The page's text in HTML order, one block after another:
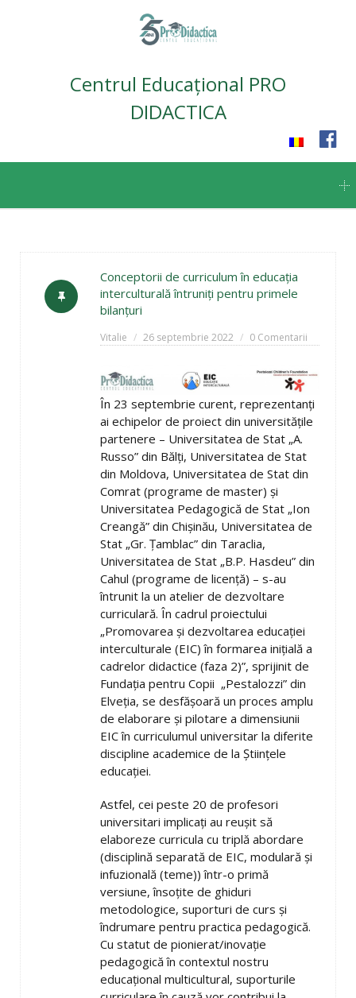
Centrul Educațional PRO
DIDACTICA
content
Conceptorii de curriculum în educația
interculturală întruniți pentru primele
bilanțuri
Vitalie 26 septembrie 2022 0 Comentarii
În 23 septembrie curent, reprezentanți
ai echipelor de proiect din universitățile
partenere – Universitatea de Stat „A.
Russo” din Bălți, Universitatea de Stat
din Moldova, Universitatea de Stat din
Comrat (programe de master) și
Universitatea Pedagogică de Stat „Ion
Creangă” din Chișinău, Universitatea de
Stat „Gr. Țamblac” din Taraclia,
Universitatea de Stat „B.P. Hasdeu” din
Cahul (programe de licență) – s-au
întrunit la un atelier de dezvoltare
curriculară. În cadrul proiectului
„Promovarea și dezvoltarea educației
interculturale (EIC) în formarea inițială a
cadrelor didactice (faza 2)”, sprijinit de
Fundația pentru Copii „Pestalozzi” din
Elveția, se desfășoară un proces amplu
de elaborare și pilotare a dimensiunii
EIC în curriculumul universitar la diferite
discipline academice de la Științele
educației.
Astfel, cei peste 20 de profesori
universitari implicați au reușit să
elaboreze curricula cu triplă abordare
(disciplină separată de EIC, modulară și
infuzională (teme)) într-o primă
versiune, însoțite de ghiduri
metodologice, suporturi de curs și
îndrumare pentru practica pedagogică.
Cu statut de pionierat/inovație
pedagogică în contextul nostru
educațional multicultural, suporturile